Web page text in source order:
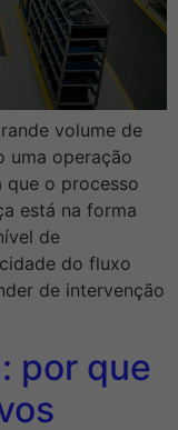
volume de
uma operação
que o processo
está na forma
de
do fluxo
de intervenção
por que